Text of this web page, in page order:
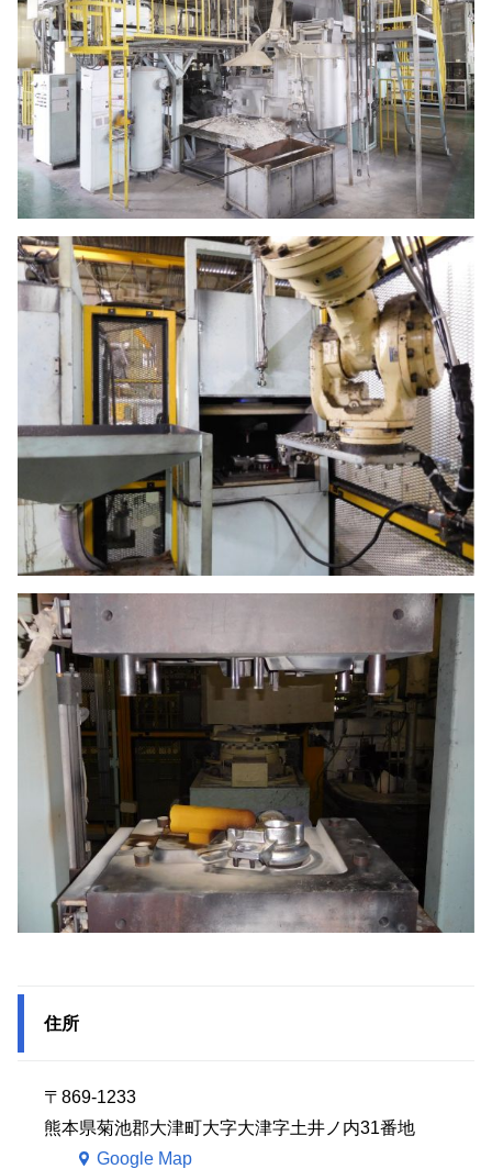
住所
〒869-1233
熊本県菊池郡大津町大字大津字土井ノ内31番地
Google Map